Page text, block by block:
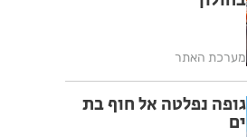
מערכת האתר
גופה נפלטה אל חוף בת
ים